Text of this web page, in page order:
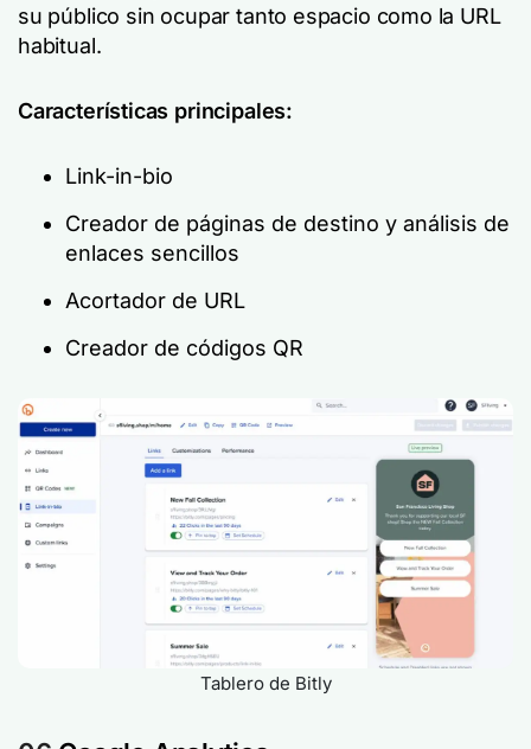
su público sin ocupar tanto espacio como la URL
habitual.
Características principales:
Link-in-bio
Creador de páginas de destino y análisis de
enlaces sencillos
Acortador de URL
Creador de códigos QR
Tablero de Bitly